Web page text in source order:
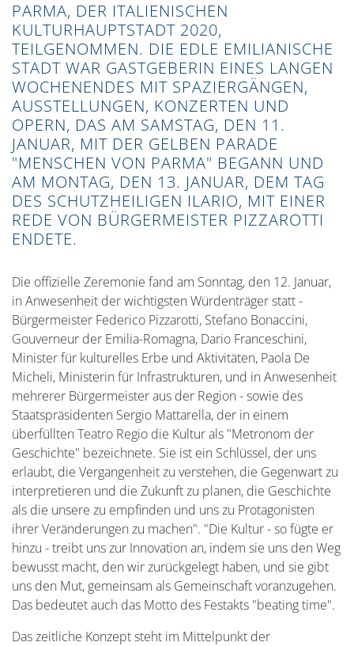
des Schutzheiligen Ilario, mit einer Rede von
Bürgermeister Pizzarotti endete.
PARMA, DER ITALIENISCHEN
KULTURHAUPTSTADT 2020,
TEILGENOMMEN. DIE EDLE EMILIANISCHE
STADT WAR GASTGEBERIN EINES LANGEN
WOCHENENDES MIT SPAZIERGÄNGEN,
AUSSTELLUNGEN, KONZERTEN UND
OPERN, DAS AM SAMSTAG, DEN 11.
JANUAR, MIT DER GELBEN PARADE
"MENSCHEN VON PARMA" BEGANN UND
AM MONTAG, DEN 13. JANUAR, DEM TAG
DES SCHUTZHEILIGEN ILARIO, MIT EINER
REDE VON BÜRGERMEISTER PIZZAROTTI
ENDETE.
Die offizielle Zeremonie fand am Sonntag, den 12. Januar,
in Anwesenheit der wichtigsten Würdenträger statt -
Bürgermeister Federico Pizzarotti, Stefano Bonaccini,
Gouverneur der Emilia-Romagna, Dario Franceschini,
Minister für kulturelles Erbe und Aktivitäten, Paola De
Micheli, Ministerin für Infrastrukturen, und in Anwesenheit
mehrerer Bürgermeister aus der Region - sowie des
Staatspräsidenten Sergio Mattarella, der in einem
überfüllten Teatro Regio die Kultur als "Metronom der
Geschichte" bezeichnete. Sie ist ein Schlüssel, der uns
erlaubt, die Vergangenheit zu verstehen, die Gegenwart zu
interpretieren und die Zukunft zu planen, die Geschichte
als die unsere zu empfinden und uns zu Protagonisten
ihrer Veränderungen zu machen". "Die Kultur - so fügte er
hinzu - treibt uns zur Innovation an, indem sie uns den Weg
bewusst macht, den wir zurückgelegt haben, und sie gibt
uns den Mut, gemeinsam als Gemeinschaft voranzugehen.
Das bedeutet auch das Motto des Festakts "beating time".
Das zeitliche Konzept steht im Mittelpunkt der